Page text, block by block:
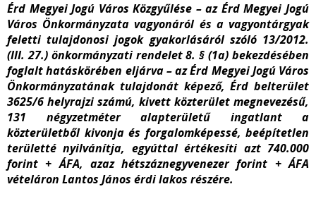
Érd Megyei Jogú Város Közgyűlése – az Érd Megyei Jogú
Város Önkormányzata vagyonáról és a vagyontárgyak
feletti tulajdonosi jogok gyakorlásáról szóló 13/2012.
(III. 27.) önkormányzati rendelet 8. § (1a) bekezdésében
foglalt hatáskörében eljárva – az Érd Megyei Jogú Város
Önkormányzatának tulajdonát képező, Érd belterület
3625/6 helyrajzi számú, kivett közterület megnevezésű,
131 négyzetméter alapterületű ingatlant a
közterületből kivonja és forgalomképessé, beépítetlen
területté nyilvánítja, egyúttal értékesíti azt 740.000
forint + ÁFA, azaz hétszáznegyvenezer forint + ÁFA
vételáron Lantos János érdi lakos részére.